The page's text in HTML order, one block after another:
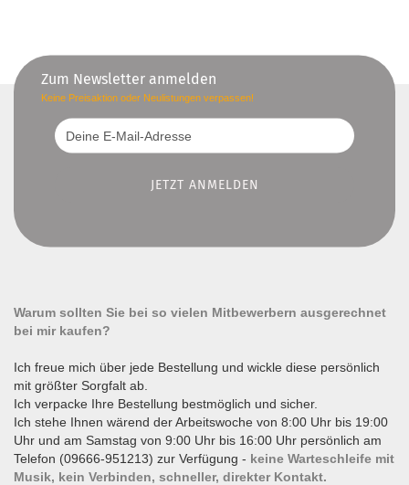
Zum Newsletter anmelden
Keine Preisaktion oder Neulistungen verpassen!
Warum sollten Sie bei so vielen Mitbewerbern ausgerechnet
bei mir kaufen?
Ich freue mich über jede Bestellung und wickle diese persönlich
mit größter Sorgfalt ab.
Ich verpacke Ihre Bestellung bestmöglich und sicher.
Ich stehe Ihnen wärend der Arbeitswoche von 8:00 Uhr bis 19:00
Uhr und am Samstag von 9:00 Uhr bis 16:00 Uhr persönlich am
Telefon (09666-951213) zur Verfügung - keine Warteschleife mit
Musik, kein Verbinden, schneller, direkter Kontakt.